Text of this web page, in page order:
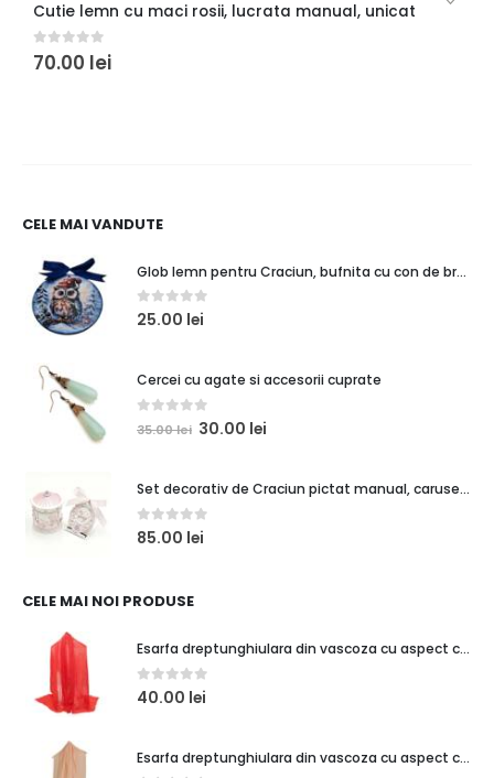
Cutie lemn cu maci rosii, lucrata manual, unicat
0out of 5
70.00 lei
CELE MAI VANDUTE
Glob lemn pentru Craciun, bufnita cu con de brad
0out of 5
25.00 lei
Cercei cu agate si accesorii cuprate
out of 5
35.00lei 30.00 lei
Set decorativ de Craciun pictat manual, carusel alb roz perlat
0out of 5
85.00 lei
CELE MAI NOI PRODUSE
Esarfa dreptunghiulara din vascoza cu aspect creponat, rosu
0out of 5
40.00 lei
Esarfa dreptunghiulara din vascoza cu aspect creponat, roz piersica